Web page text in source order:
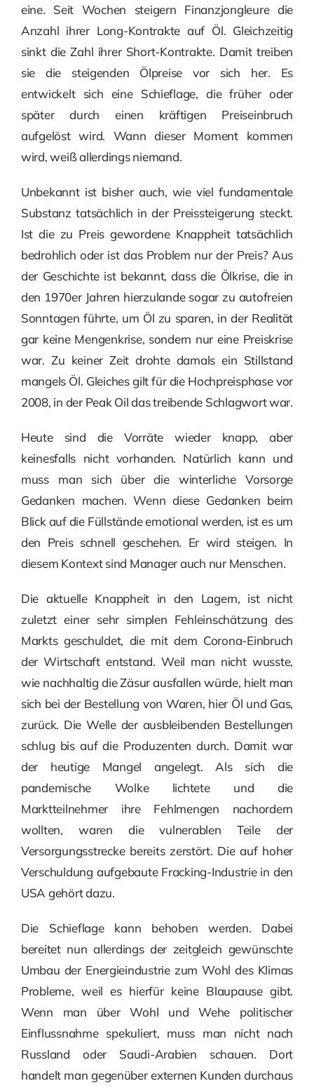
eine. Seit Wochen steigern Finanzjongleure die
Anzahl ihrer Long-Kontrakte auf Öl. Gleichzeitig
sinkt die Zahl ihrer Short-Kontrakte. Damit treiben
sie die steigenden Ölpreise vor sich her. Es
entwickelt sich eine Schieflage, die früher oder
später durch einen kräftigen Preiseinbruch
aufgelöst wird. Wann dieser Moment kommen
wird, weiß allerdings niemand.
Unbekannt ist bisher auch, wie viel fundamentale
Substanz tatsächlich in der Preissteigerung steckt.
Ist die zu Preis gewordene Knappheit tatsächlich
bedrohlich oder ist das Problem nur der Preis? Aus
der Geschichte ist bekannt, dass die Ölkrise, die in
den 1970er Jahren hierzulande sogar zu autofreien
Sonntagen führte, um Öl zu sparen, in der Realität
gar keine Mengenkrise, sondern nur eine Preiskrise
war. Zu keiner Zeit drohte damals ein Stillstand
mangels Öl. Gleiches gilt für die Hochpreisphase vor
2008, in der Peak Oil das treibende Schlagwort war.
Heute sind die Vorräte wieder knapp, aber
keinesfalls nicht vorhanden. Natürlich kann und
muss man sich über die winterliche Vorsorge
Gedanken machen. Wenn diese Gedanken beim
Blick auf die Füllstände emotional werden, ist es um
den Preis schnell geschehen. Er wird steigen. In
diesem Kontext sind Manager auch nur Menschen.
Die aktuelle Knappheit in den Lagern, ist nicht
zuletzt einer sehr simplen Fehleinschätzung des
Markts geschuldet, die mit dem Corona-Einbruch
der Wirtschaft entstand. Weil man nicht wusste,
wie nachhaltig die Zäsur ausfallen würde, hielt man
sich bei der Bestellung von Waren, hier Öl und Gas,
zurück. Die Welle der ausbleibenden Bestellungen
schlug bis auf die Produzenten durch. Damit war
der heutige Mangel angelegt. Als sich die
pandemische Wolke lichtete und die
Marktteilnehmer ihre Fehlmengen nachordern
wollten, waren die vulnerablen Teile der
Versorgungsstrecke bereits zerstört. Die auf hoher
Verschuldung aufgebaute Fracking-Industrie in den
USA gehört dazu.
Die Schieflage kann behoben werden. Dabei
bereitet nun allerdings der zeitgleich gewünschte
Umbau der Energieindustrie zum Wohl des Klimas
Probleme, weil es hierfür keine Blaupause gibt.
Wenn man über Wohl und Wehe politischer
Einflussnahme spekuliert, muss man nicht nach
Russland oder Saudi-Arabien schauen. Dort
handelt man gegenüber externen Kunden durchaus